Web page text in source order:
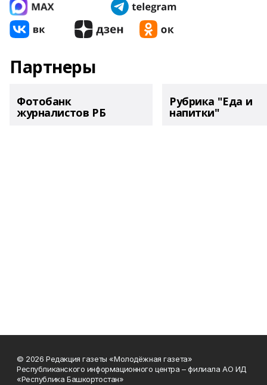
Партнеры
Фотобанк
журналистов РБ
Рубрика "Еда и
напитки"
© 2026 Редакция газеты «Молодёжная газета»
Республиканского информационного центра – филиала АО ИД
«Республика Башкортостан»